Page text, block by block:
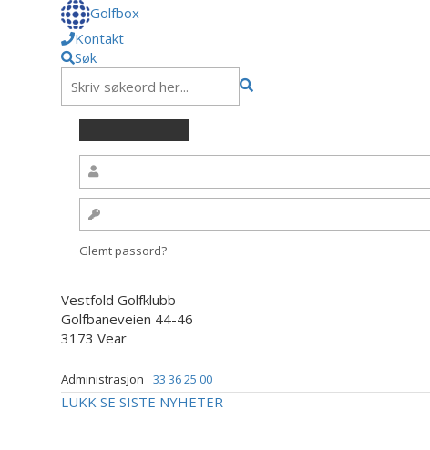
Golfbox
Kontakt
Søk
Glemt passord?
Vestfold Golfklubb
Golfbaneveien 44-46
3173 Vear
Administrasjon 33 36 25 00
LUKK SE SISTE NYHETER